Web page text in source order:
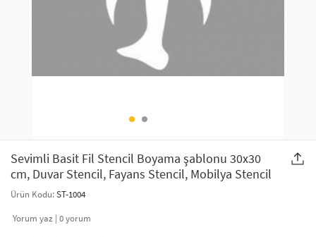
GELİN / DÜĞÜN AKSESUARLARI
ŞAL VE FULAR
ODA KOKUSU VE MUM
Sevimli Basit Fil Stencil Boyama şablonu 30x30
cm, Duvar Stencil, Fayans Stencil, Mobilya Stencil
Ürün Kodu:ST-1004
Yorum yaz | 0yorum